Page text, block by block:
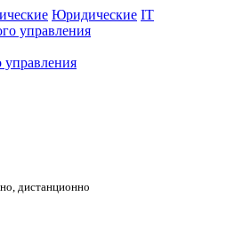
Юридические IT
управления
дистанционно